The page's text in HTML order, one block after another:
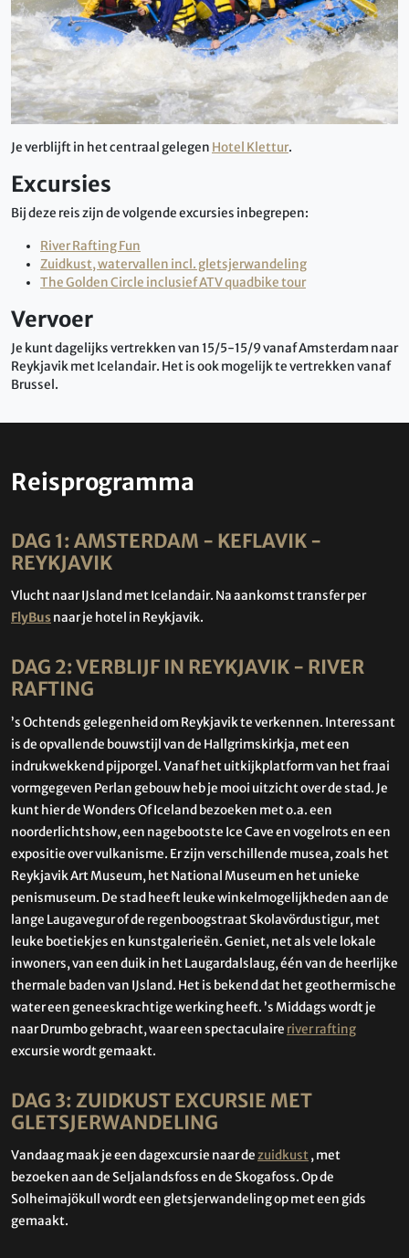
Je verblijft in het centraal gelegen Hotel Klettur.
Excursies
Bij deze reis zijn de volgende excursies inbegrepen:
River Rafting Fun
Zuidkust, watervallen incl. gletsjerwandeling
The Golden Circle inclusief ATV quadbike tour
Vervoer
Je kunt dagelijks vertrekken van 15/5-15/9 vanaf Amsterdam naar
Reykjavik met Icelandair. Het is ook mogelijk te vertrekken vanaf
Brussel.
Reisprogramma
DAG 1: AMSTERDAM - KEFLAVIK -
REYKJAVIK
Vlucht naar IJsland met Icelandair. Na aankomst transfer per
FlyBusnaar je hotel in Reykjavik.
DAG 2: VERBLIJF IN REYKJAVIK - RIVER
RAFTING
’s Ochtends gelegenheid om Reykjavik te verkennen. Interessant
is de opvallende bouwstijl van de Hallgrimskirkja, met een
indrukwekkend pijporgel. Vanaf het uitkijkplatform van het fraai
vormgegeven Perlan gebouw heb je mooi uitzicht over de stad. Je
kunt hier de Wonders Of Iceland bezoeken met o.a. een
noorderlichtshow, een nagebootste Ice Cave en vogelrots en een
expositie over vulkanisme. Er zijn verschillende musea, zoals het
Reykjavik Art Museum, het National Museum en het unieke
penismuseum. De stad heeft leuke winkelmogelijkheden aan de
lange Laugavegur of de regenboogstraat Skolavördustigur, met
leuke boetiekjes en kunstgalerieën. Geniet, net als vele lokale
inwoners, van een duik in het Laugardalslaug, één van de heerlijke
thermale baden van IJsland. Het is bekend dat het geothermische
water een geneeskrachtige werking heeft. ’s Middags wordt je
naar Drumbo gebracht, waar een spectaculaire river rafting
excursie wordt gemaakt.
DAG 3: ZUIDKUST EXCURSIE MET
GLETSJERWANDELING
Vandaag maak je een dagexcursie naar dezuidkust, met
bezoeken aan de Seljalandsfoss en de Skogafoss. Op de
Solheimajökull wordt een gletsjerwandeling op met een gids
gemaakt.